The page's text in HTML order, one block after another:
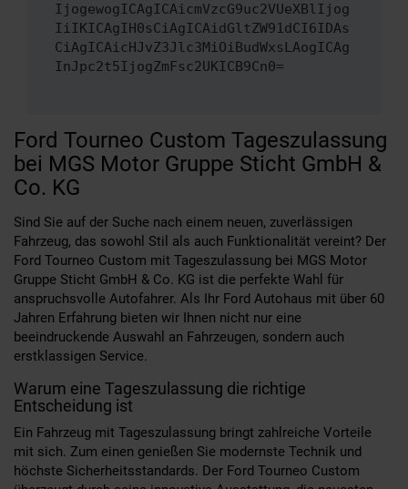
IjogewogICAgICAicmVzcG9uc2VUeXBlIjog
IiIKICAgIH0sCiAgICAidGltZW91dCI6IDAs
CiAgICAicHJvZ3Jlc3MiOiBudWxsLAogICAg
InJpc2t5IjogZmFsc2UKICB9Cn0=
Ford Tourneo Custom Tageszulassung
bei MGS Motor Gruppe Sticht GmbH &
Co. KG
Sind Sie auf der Suche nach einem neuen, zuverlässigen
Fahrzeug, das sowohl Stil als auch Funktionalität vereint? Der
Ford Tourneo Custom mit Tageszulassung bei MGS Motor
Gruppe Sticht GmbH & Co. KG ist die perfekte Wahl für
anspruchsvolle Autofahrer. Als Ihr Ford Autohaus mit über 60
Jahren Erfahrung bieten wir Ihnen nicht nur eine
beeindruckende Auswahl an Fahrzeugen, sondern auch
erstklassigen Service.
Warum eine Tageszulassung die richtige
Entscheidung ist
Ein Fahrzeug mit Tageszulassung bringt zahlreiche Vorteile
mit sich. Zum einen genießen Sie modernste Technik und
höchste Sicherheitsstandards. Der Ford Tourneo Custom